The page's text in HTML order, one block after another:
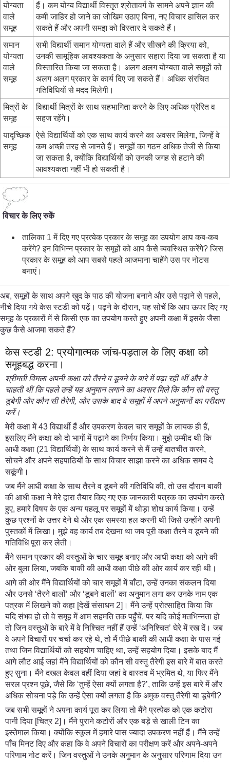
योग्यता
वाले
समूह
हैं। कम योग्य विद्यार्थी विस्तृत श्रोतावर्ग के सामने अपने ज्ञान की
कमी जाहिर हो जाने का जोखिम उठाए बिना, नए विचार हासिल कर
सकते हैं और अपनी समझ को विस्तार दे सकते हैं।
समान
योग्यता
वाले
समूह
सभी विद्यार्थी समान योग्यता वाले हैं और सीखने की क्रिया को,
उनकी सामूहिक आवश्यकता के अनुसार सहारा दिया जा सकता है या
विस्तारित किया जा सकता है। अलग अलग योग्यता वाले समूहों को
अलग अलग प्रकार के कार्य दिए जा सकते हैं। अधिक संरचित
गतिविधियों से मदद मिलेगी।
मित्रों के
समूह
विद्यार्थी मित्रों के साथ सहभागिता करने के लिए अधिक प्रेरित व
सहज रहेंगे।
यादृच्छिक
समूह
ऐसे विद्यार्थियों को एक साथ कार्य करने का अवसर मिलेगा, जिन्हें वे
कम अच्छी तरह से जानते हैं। समूहों का गठन अधिक तेजी से किया
जा सकता है, क्योंकि विद्यार्थियों को उनकी जगह से हटाने की
आवश्यकता नहीं भी हो सकती है।
विचार के लिए रुकें
तालिका 1 में दिए गए प्रत्येक प्रकार के समूह का उपयोग आप कब-कब
करेंगे? इन विभिन्न प्रकार के समूहों को आप कैसे व्यवस्थित करेंगे? जिस
प्रकार के समूह को आप सबसे पहले आजमाना चाहेंगे उस पर नोटस
बनाएं।
अब, समूहों के साथ अपने खुद के पाठ की योजना बनाने और उसे पढ़ाने से पहले,
नीचे दिया गये केस स्टडी को पढ़ें। पढ़ने के दौरान, यह सोचें कि आप ऊपर दिए गए
समूह के प्रकारों में से किसी एक का उपयोग करते हुए अपनी कक्षा में इसके जैसा
कुछ कैसे आजमा सकते हैं?
केस स्टडी 2: प्रयोगात्मक जांच-पड़ताल के लिए कक्षा को
समूहबद्ध करना।
श्रीमती विमला अपनी कक्षा को तैरने व डूबने के बारे में पढ़ा रही थीं और वे
चाहती थीं कि पहले उन्हें यह अनुमान लगाने का अवसर मिले कि कौन सी वस्तु
डूबेगी और कौन सी तैरेगी, और उसके बाद वे समूहों में अपने अनुमानों का परीक्षण
करें।
मेरी कक्षा में 43 विद्यार्थी हैं और उपकरण केवल चार समूहों के लायक ही हैं,
इसलिए मैंने कक्षा को दो भागों में पढ़ाने का निर्णय किया। मुझे उम्मीद थी कि
आधी कक्षा (21 विद्यार्थियों) के साथ कार्य करने से मैं उन्हें बातचीत करने,
सोचने और अपने सहपाठियों के साथ विचार साझा करने का अधिक समय दे
सकूंगी।
जब मैंने आधी कक्षा के साथ तैरने व डूबने की गतिविधि की, तो उस दौरान बाकी
की आधी कक्षा ने मेरे द्वारा तैयार किए गए एक जानकारी पत्रक का उपयोग करते
हुए, हमारे विषय के एक अन्य पहलू पर समूहों में थोड़ा शोध कार्य किया। उन्हें
कुछ प्रश्नों के उत्तर देने थे और एक समस्या हल करनी थी जिसे उन्होंने अपनी
पुस्तकों में लिखा। मुझे वह कार्य तब देखना था जब पूरी कक्षा तैरने व डूबने की
गतिविधि पूरा कर लेती।
मैंने समान प्रकार की वस्तुओं के चार समूह बनाए और आधी कक्षा को आगे की
ओर बुला लिया, जबकि बाकी की आधी कक्षा पीछे की ओर कार्य कर रही थी।
आगे की ओर मैंने विद्यार्थियों को चार समूहों में बाँटा, उन्हें उनका संकलन दिया
और उनसे ‘तैरने वालों’ और ‘डूबने वालों’ का अनुमान लगा कर उनके नाम एक
पत्रक में लिखने को कहा [देखें संसाधन 2]। मैंने उन्हें प्रोत्साहित किया कि
यदि संभव हो तो वे समूह में आम सहमति तक पहुँचें, पर यदि कोई मतभिन्नता हो
तो जिन वस्तुओं के बारे में वे निश्चित नहीं हैं उन्हें ‘अनिश्चित’ घेरे में रख दें। जब
वे अपने विचारों पर चर्चा कर रहे थे, तो मैं पीछे बाकी की आधी कक्षा के पास गई
तथा जिन विद्यार्थियों को सहयोग चाहिए था, उन्हें सहयोग दिया। इसके बाद मैं
आगे लौट आई जहां मैंने विद्यार्थियों को कौन सी वस्तु तैरेगी इस बारे में बात करते
हुए सुना। मैंने दखल केवल वहीं दिया जहां वे वास्तव में भ्रमित थे, या फिर मैंने
सरल प्रश्न पूछे, जैसे कि ‘तुम्हें ऐसा क्यों लगता है?’, ताकि उन्हें इस बारे में और
अधिक सोचना पड़े कि उन्हें ऐसा क्यों लगता है कि अमुक वस्तु तैरेगी या डूबेगी?
जब सभी समूहों ने अपना कार्य पूरा कर लिया तो मैंने प्रत्येक को एक कटोरा
पानी दिया [चित्र 2]। मैंने पुराने कटोरों और एक बड़े से खाली टिन का
इस्तेमाल किया। क्योंकि स्कूल में हमारे पास ज्यादा उपकरण नहीं हैं। मैंने उन्हें
पाँच मिनट दिए और कहा कि वे अपने विचारों का परीक्षण करें और अपने-अपने
परिणाम नोट करें। जिन वस्तुओं ने उनके अनुमान के अनुसार परिणाम दिया उन